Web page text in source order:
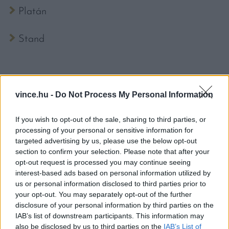
vince.hu - Do Not Process My Personal Information
If you wish to opt-out of the sale, sharing to third parties, or
processing of your personal or sensitive information for
targeted advertising by us, please use the below opt-out
section to confirm your selection. Please note that after your
opt-out request is processed you may continue seeing
interest-based ads based on personal information utilized by
us or personal information disclosed to third parties prior to
your opt-out. You may separately opt-out of the further
disclosure of your personal information by third parties on the
IAB’s list of downstream participants. This information may
also be disclosed by us to third parties on the IAB’s List of
Platán
Stand
42 Étterem
Babel
Borkonyha
Costes